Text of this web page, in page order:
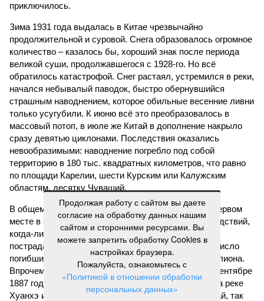
приключилось.
Зима 1931 года выдалась в Китае чрезвычайно
продолжительной и суровой. Снега образовалось огромное
количество – казалось бы, хороший знак после периода
великой суши, продолжавшегося с 1928-го. Но всё
обратилось катастрофой. Снег растаял, устремился в реки,
начался небывалый паводок, быстро обернувшийся
страшным наводнением, которое обильные весенние ливни
только усугубили. К июню всё это преобразовалось в
массовый потоп, в июле же Китай в дополнение накрыло
сразу девятью циклонами. Последствия оказались
невообразимыми: наводнение погребло под собой
территорию в 180 тыс. квадратных километров, что равно
по площади Карелии, шести Курским или Калужским
областям, десятку Чуваший.
В общем, недаром события 1931-го находятся на первом
месте в списке самых смертоносных стихийных бедствий,
когда-либо происходивших на планете. Число
пострадавших в тот год достигло 53 млн человек, число
погибших, по некоторым оценкам, составило 4 миллиона.
Впрочем, для Китая подобное не в новинку. Так, в сентябре
1887 года вода прорвала многочисленные дамбы на реке
Хуанхэ и быстро залила почти весь Северный Китай, так
Продолжая работу с сайтом вы даете
согласие на обработку данных нашим
сайтом и сторонними ресурсами. Вы
можете запретить обработку Cookies в
настройках браузера.
Пожалуйста, ознакомьтесь с
«Политикой в отношении обработки
персональных данных»